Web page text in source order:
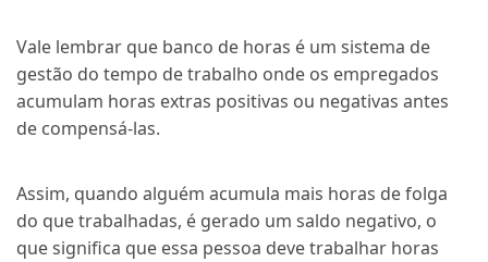
Vale lembrar que banco de horas é um sistema de
gestão do tempo de trabalho onde os empregados
acumulam horas extras positivas ou negativas antes
de compensá-las.
Assim, quando alguém acumula mais horas de folga
do que trabalhadas, é gerado um saldo negativo, o
que significa que essa pessoa deve trabalhar horas